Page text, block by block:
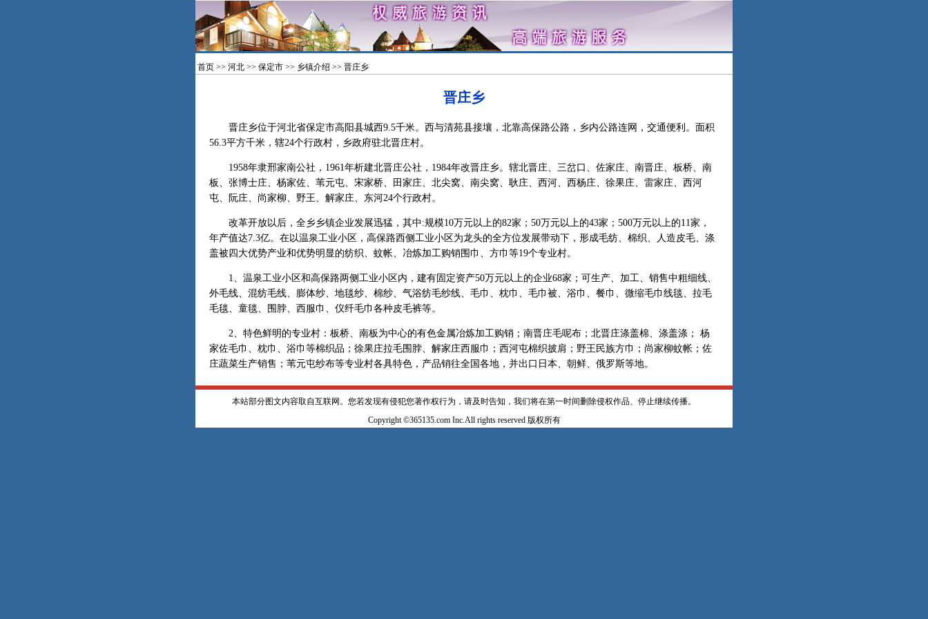
首页 >> 河北 >> 保定市 >> 乡镇介绍 >> 晋庄乡
晋庄乡
晋庄乡位于河北省保定市高阳县城西9.5千米。西与清苑县接壤，北靠高保路公路，乡内公路连网，交通便利。面积
56.3平方千米，辖24个行政村，乡政府驻北晋庄村。
1958年隶邢家南公社，1961年析建北晋庄公社，1984年改晋庄乡。辖北晋庄、三岔口、佐家庄、南晋庄、板桥、南
板、张博士庄、杨家佐、苇元屯、宋家桥、田家庄、北尖窝、南尖窝、耿庄、西河、西杨庄、徐果庄、雷家庄、西河
屯、阮庄、尚家柳、野王、解家庄、东河24个行政村。
改革开放以后，全乡乡镇企业发展迅猛，其中:规模10万元以上的82家；50万元以上的43家；500万元以上的11家，
年产值达7.3亿。在以温泉工业小区，高保路西侧工业小区为龙头的全方位发展带动下，形成毛纺、棉织、人造皮毛、涤
盖被四大优势产业和优势明显的纺织、蚊帐、冶炼加工购销围巾、方巾等19个专业村。
1、温泉工业小区和高保路两侧工业小区内，建有固定资产50万元以上的企业68家；可生产、加工、销售中粗细线、
外毛线、混纺毛线、膨体纱、地毯纱、棉纱、气浴纺毛纱线、毛巾、枕巾、毛巾被、浴巾、餐巾、微缩毛巾线毯、拉毛
毛毯、童毯、围脖、西服巾、仪纤毛巾各种皮毛裤等。
2、特色鲜明的专业村：板桥、南板为中心的有色金属冶炼加工购销；南晋庄毛呢布；北晋庄涤盖棉、涤盖涤； 杨
家佐毛巾、枕巾、浴巾等棉织品；徐果庄拉毛围脖、解家庄西服巾；西河屯棉织披肩；野王民族方巾；尚家柳蚊帐；佐
庄蔬菜生产销售；苇元屯纱布等专业村各具特色，产品销往全国各地，并出口日本、朝鲜、俄罗斯等地。
本站部分图文内容取自互联网。您若发现有侵犯您著作权行为，请及时告知，我们将在第一时间删除侵权作品、停止继续传播。
Copyright ©365135.com Inc.All rights reserved 版权所有